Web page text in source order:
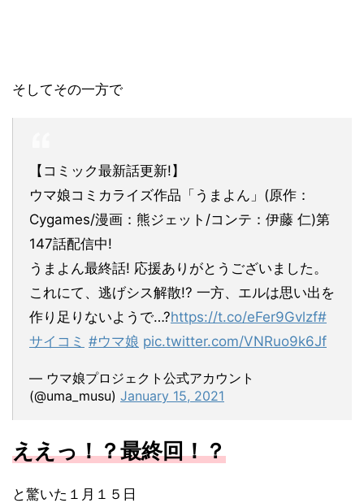
そしてその一方で
【コミック最新話更新!】
ウマ娘コミカライズ作品「うまよん」(原作：
Cygames/漫画：熊ジェット/コンテ：伊藤 仁)第
147話配信中!
うまよん最終話! 応援ありがとうございました。
これにて、逃げシス解散!? 一方、エルは思い出を
作り足りないようで…?https://t.co/eFer9Gvlzf#
サイコミ #ウマ娘 pic.twitter.com/VNRuo9k6Jf
— ウマ娘プロジェクト公式アカウント
(@uma_musu) January 15, 2021
ええっ！？最終回！？
と驚いた１月１５日